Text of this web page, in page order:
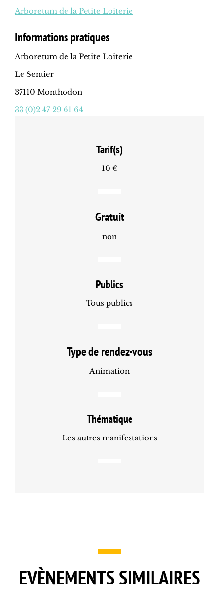
Arboretum de la Petite Loiterie
Informations pratiques
Arboretum de la Petite Loiterie
Le Sentier
37110 Monthodon
33 (0)2 47 29 61 64
Tarif(s)
10 €
Gratuit
non
Publics
Tous publics
Type de rendez-vous
Animation
Thématique
Les autres manifestations
EVÈNEMENTS SIMILAIRES